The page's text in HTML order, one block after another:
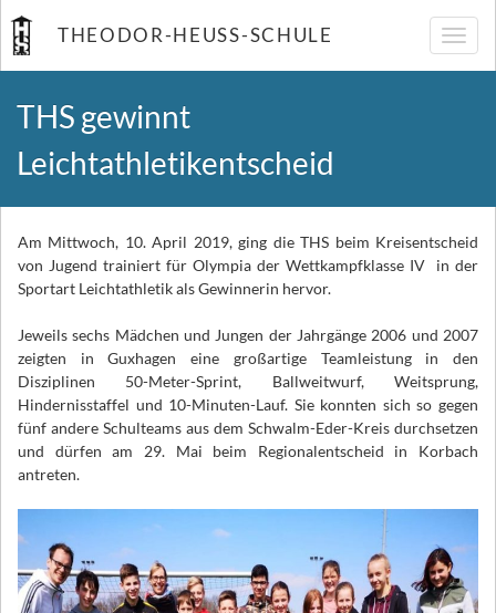
THEODOR-HEUSS-SCHULE
THS gewinnt
Leichtathletikentscheid
Am Mittwoch, 10. April 2019, ging die THS beim Kreisentscheid
von Jugend trainiert für Olympia der Wettkampfklasse IV in der
Sportart Leichtathletik als Gewinnerin hervor.
Jeweils sechs Mädchen und Jungen der Jahrgänge 2006 und 2007
zeigten in Guxhagen eine großartige Teamleistung in den
Disziplinen 50-Meter-Sprint, Ballweitwurf, Weitsprung,
Hindernisstaffel und 10-Minuten-Lauf. Sie konnten sich so gegen
fünf andere Schulteams aus dem Schwalm-Eder-Kreis durchsetzen
und dürfen am 29. Mai beim Regionalentscheid in Korbach
antreten.